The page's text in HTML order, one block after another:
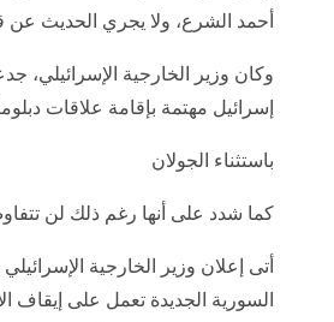
أحمد الشرع، ولا يجري الحديث
وكان وزير الخارجية الإسرائيلي،
إسرائيل مهتمة بإقامة علاقات
باستثناء الجولان
كما شدد على أنها رغم ذلك لن
أتى إعلان وزير الخارجية
السورية الجديدة تعمل على إيقاف